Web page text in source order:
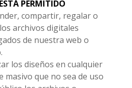
PERMITIDO
compartir, regalar o
archivos digitales
de nuestra web o
los diseños en cualquier
que no sea de uso